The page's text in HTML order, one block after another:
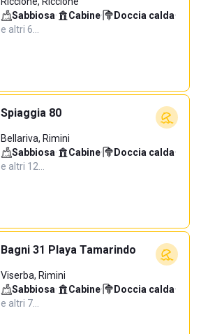
Sabbiosa· Cabine· Doccia calda·
e altri 6…
Spiaggia 80
Bellariva, Rimini
Sabbiosa· Cabine· Doccia calda·
e altri 12…
Bagni 31 Playa Tamarindo
Viserba, Rimini
Sabbiosa· Cabine· Doccia calda·
e altri 7…